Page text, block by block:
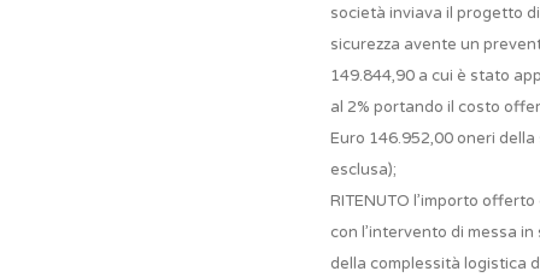
società inviava il progetto
sicurezza avente un
149.844,90 a cui è stato
al 2% portando il costo
Euro 146.952,00 oneri della
esclusa);
RITENUTO l’importo
con l’intervento di messa
della complessità logistica